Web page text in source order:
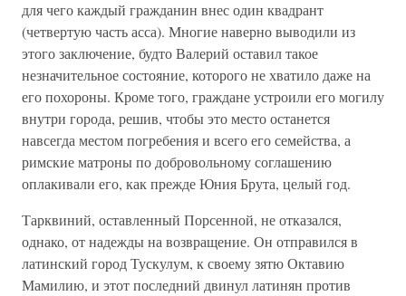
для чего каждый гражданин внес один квадрант
(четвертую часть асса). Многие наверно выводили из
этого заключение, будто Валерий оставил такое
незначительное состояние, которого не хватило даже на
его похороны. Кроме того, граждане устроили его могилу
внутри города, решив, чтобы это место останется
навсегда местом погребения и всего его семейства, а
римские матроны по добровольному соглашению
оплакивали его, как прежде Юния Брута, целый год.
Тарквиний, оставленный Порсенной, не отказался,
однако, от надежды на возвращение. Он отправился в
латинский город Тускулум, к своему зятю Октавию
Мамилию, и этот последний двинул латинян против